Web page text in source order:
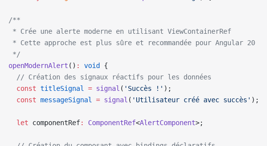
  /**
   * Crée une alerte moderne en utilisant ViewContainerRef
   * Cette approche est plus sûre et recommandée pour Angular 20
   */
  openModernAlert
() : void
{
    // Création des signaux réactifs pour les données
    const
titleSignal = signal ( 'Succès !' );
    const
messageSignal = signal ( 'Utilisateur créé avec succès' );
    let
componentRef: ComponentRef<AlertComponent>;